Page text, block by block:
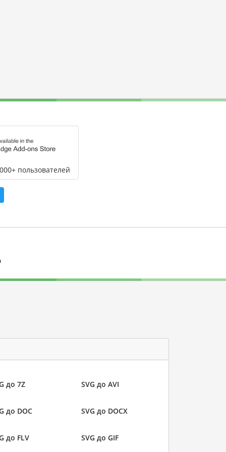
пользователей
до 7Z SVG до AVI
до DOC SVG до DOCX
до FLV SVG до GIF